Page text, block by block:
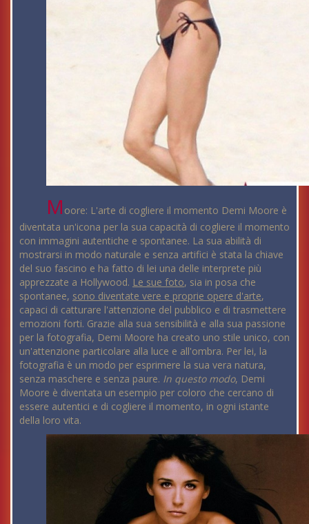
M oore: L'arte di cogliere il momento Demi Moore è
diventata un'icona per la sua capacità di cogliere il momento
con immagini autentiche e spontanee. La sua abilità di
mostrarsi in modo naturale e senza artifici è stata la chiave
del suo fascino e ha fatto di lei una delle interprete più
apprezzate a Hollywood. Le sue foto, sia in posa che
spontanee, sono diventate vere e proprie opere d'arte,
capaci di catturare l'attenzione del pubblico e di trasmettere
emozioni forti. Grazie alla sua sensibilità e alla sua passione
per la fotografia, Demi Moore ha creato uno stile unico, con
un'attenzione particolare alla luce e all'ombra. Per lei, la
fotografia è un modo per esprimere la sua vera natura,
senza maschere e senza paure. In questo modo, Demi
Moore è diventata un esempio per coloro che cercano di
essere autentici e di cogliere il momento, in ogni istante
della loro vita.